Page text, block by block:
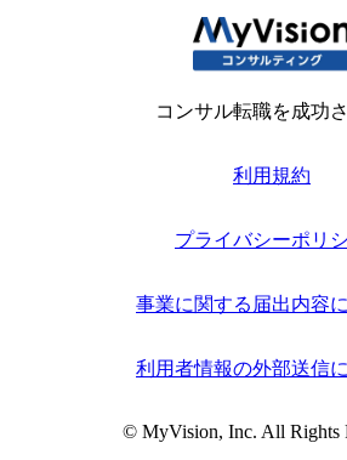
コンサル転職を成功
利用規約
プライバシーポリ
事業に関する届出内容
利用者情報の外部送信
© MyVision, Inc. All Rights